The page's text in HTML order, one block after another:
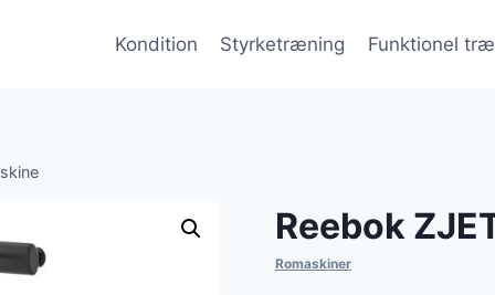
Kondition Styrketræning Funktionel
Reebok
Romaskiner